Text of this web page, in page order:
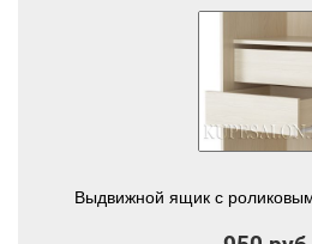
Выдвижной ящик с